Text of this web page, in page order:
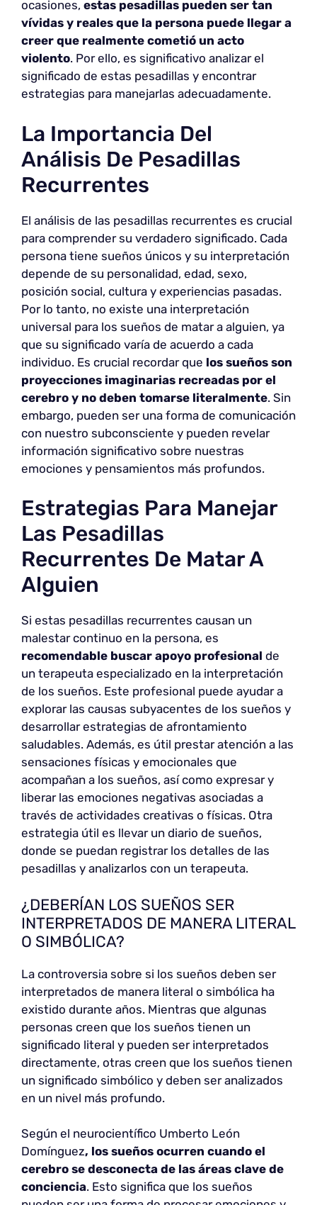
ocasiones, estas pesadillas pueden ser tan
vívidas y reales que la persona puede llegar a
creer que realmente cometió un acto
violento. Por ello, es significativo analizar el
significado de estas pesadillas y encontrar
estrategias para manejarlas adecuadamente.
La Importancia Del
Análisis De Pesadillas
Recurrentes
El análisis de las pesadillas recurrentes es crucial
para comprender su verdadero significado. Cada
persona tiene sueños únicos y su interpretación
depende de su personalidad, edad, sexo,
posición social, cultura y experiencias pasadas.
Por lo tanto, no existe una interpretación
universal para los sueños de matar a alguien, ya
que su significado varía de acuerdo a cada
individuo. Es crucial recordar que los sueños son
proyecciones imaginarias recreadas por el
cerebro y no deben tomarse literalmente. Sin
embargo, pueden ser una forma de comunicación
con nuestro subconsciente y pueden revelar
información significativo sobre nuestras
emociones y pensamientos más profundos.
Estrategias Para Manejar
Las Pesadillas
Recurrentes De Matar A
Alguien
Si estas pesadillas recurrentes causan un
malestar continuo en la persona, es
recomendable buscar apoyo profesional de
un terapeuta especializado en la interpretación
de los sueños. Este profesional puede ayudar a
explorar las causas subyacentes de los sueños y
desarrollar estrategias de afrontamiento
saludables. Además, es útil prestar atención a las
sensaciones físicas y emocionales que
acompañan a los sueños, así como expresar y
liberar las emociones negativas asociadas a
través de actividades creativas o físicas. Otra
estrategia útil es llevar un diario de sueños,
donde se puedan registrar los detalles de las
pesadillas y analizarlos con un terapeuta.
¿DEBERÍAN LOS SUEÑOS SER
INTERPRETADOS DE MANERA LITERAL
O SIMBÓLICA?
La controversia sobre si los sueños deben ser
interpretados de manera literal o simbólica ha
existido durante años. Mientras que algunas
personas creen que los sueños tienen un
significado literal y pueden ser interpretados
directamente, otras creen que los sueños tienen
un significado simbólico y deben ser analizados
en un nivel más profundo.
Según el neurocientífico Umberto León
Domínguez, los sueños ocurren cuando el
cerebro se desconecta de las áreas clave de
conciencia. Esto significa que los sueños